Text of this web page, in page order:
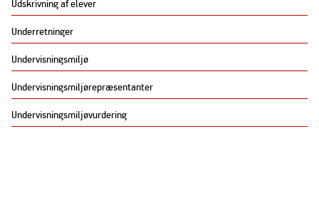
Udskrivning af elever
Underretninger
Undervisningsmiljø
Undervisningsmiljørepræsentanter
Undervisningsmiljøvurdering